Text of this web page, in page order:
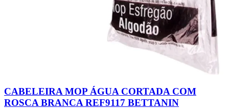
CABELEIRA MOP ÁGUA CORTADA COM
ROSCA BRANCA REF9117 BETTANIN